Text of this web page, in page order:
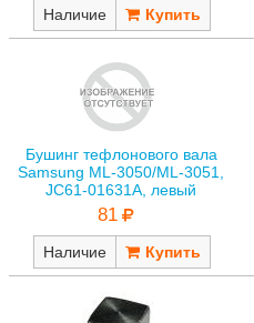
Наличие
Бушинг тефлонового вала
Samsung ML-3050/ML-3051,
JC61-01631A, левый
81
Наличие